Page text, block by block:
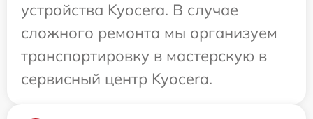
устройства Kyocera. В случае
сложного ремонта мы организуем
транспортировку в мастерскую в
сервисный центр Kyocera.